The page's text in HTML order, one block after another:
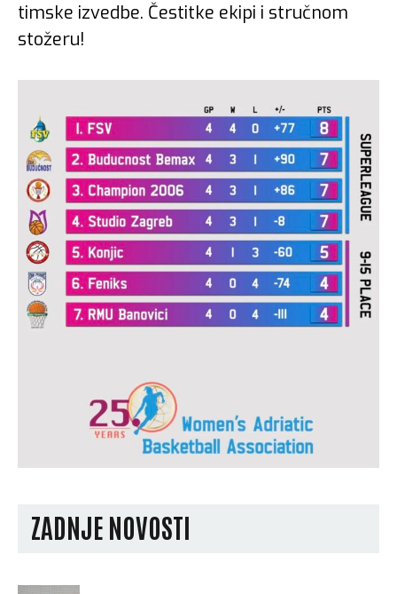
timske izvedbe. Čestitke ekipi i stručnom
stožeru!
ZADNJE NOVOSTI